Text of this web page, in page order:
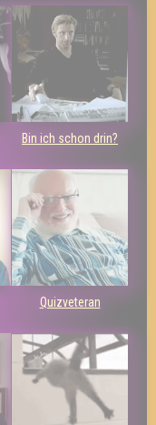
Bin ich schon drin?
Quizveteran